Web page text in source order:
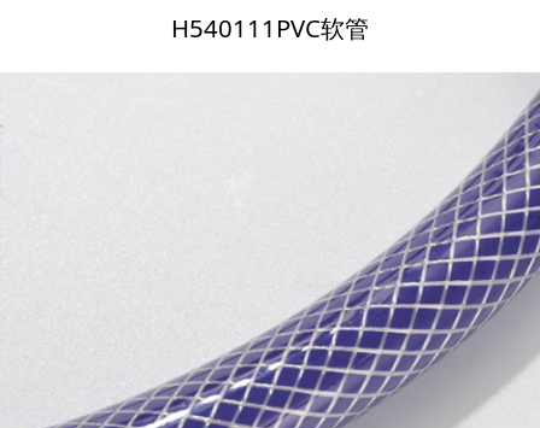
H540111PVC软管